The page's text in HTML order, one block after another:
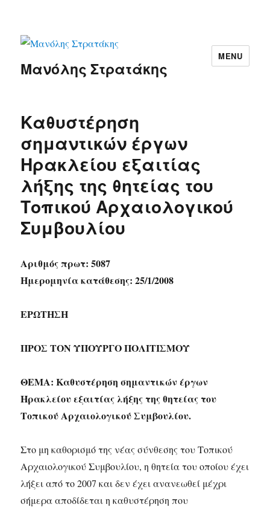
Μανόλης Στρατάκης
MENU
Καθυστέρηση
σημαντικών έργων
Ηρακλείου εξαιτίας
λήξης της θητείας του
Τοπικού Αρχαιολογικού
Συμβουλίου
Αριθμός πρωτ: 5087
Ημερομηνία κατάθεσης: 25/1/2008
ΕΡΩΤΗΣΗ
ΠΡΟΣ ΤΟΝ ΥΠΟΥΡΓΟ ΠΟΛΙΤΙΣΜΟΥ
ΘΕΜΑ: Καθυστέρηση σημαντικών έργων
Ηρακλείου εξαιτίας λήξης της θητείας του
Τοπικού Αρχαιολογικού Συμβουλίου.
Στο μη καθορισμό της νέας σύνθεσης του Τοπικού
Αρχαιολογικού Συμβουλίου, η θητεία του οποίου έχει
λήξει από το 2007 και δεν έχει ανανεωθεί μέχρι
σήμερα αποδίδεται η καθυστέρηση που